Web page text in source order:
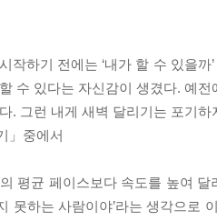
작하기 전에는 ‘내가 할 수 있을
수 있다는 자신감이 생겼다. 예
. 그런 내게 새벽 달리기는 포기
」중에서
평균 페이스보다 속도를 높여 달
못하는 사람이야’라는 생각으로